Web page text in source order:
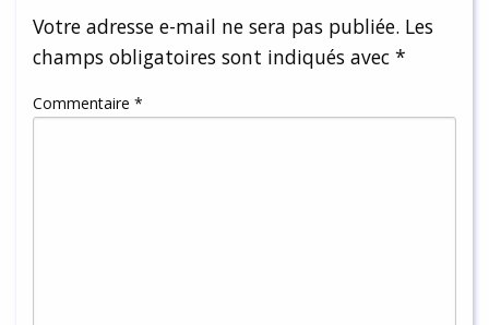
Votre adresse e-mail ne sera pas publiée. Les
champs obligatoires sont indiqués avec *
Commentaire *